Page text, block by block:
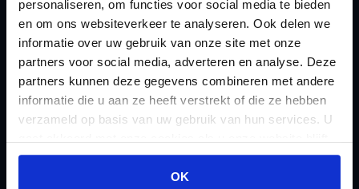
personaliseren, om functies voor social media te bieden
en om ons websiteverkeer te analyseren. Ook delen we
informatie over uw gebruik van onze site met onze
partners voor social media, adverteren en analyse. Deze
partners kunnen deze gegevens combineren met andere
informatie die u aan ze heeft verstrekt of die ze hebben
verzameld op basis van uw gebruik van hun services. U
gebruiken.
OK
Contact
eHerkenning voor uw
Stamrecht BV
Emigratie
Emigratie Pensioen BV
BV
Onzakelijke lening
Stamrecht BV
Oprichten BV door
StamrechtBV.com
Overdracht vanuit
banksparen